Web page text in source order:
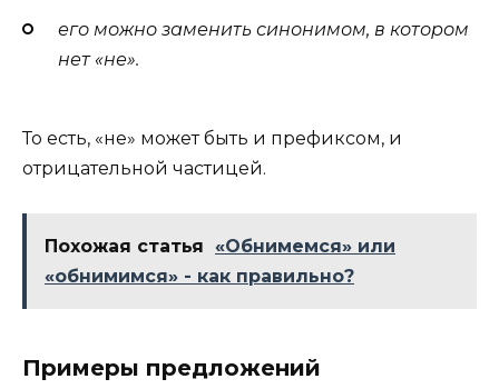
его можно заменить синонимом, в котором
нет «не».
То есть, «не» может быть и префиксом, и
отрицательной частицей.
Похожая статья
«Обнимемся» или
«обнимимся» - как правильно?
Примеры предложений